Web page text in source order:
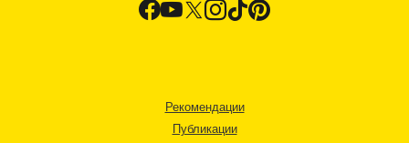
Рекомендации
Публикации